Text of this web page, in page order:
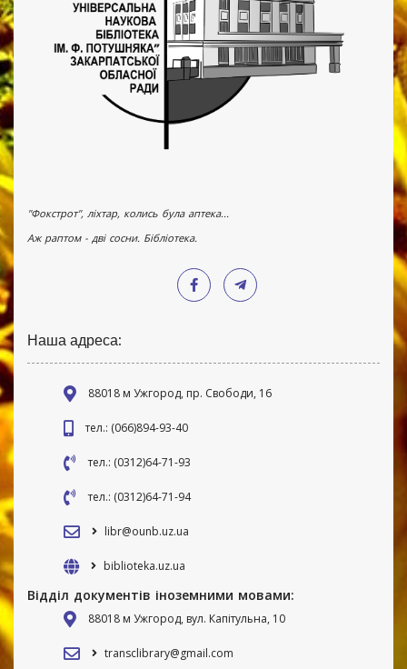
"Фокстрот", ліхтар, колись була аптека...
Аж раптом - дві сосни. Бібліотека.
Наша адреса:
88018 м Ужгород, пр. Свободи, 16
тел.: (066)894-93-40
тел.: (0312)64-71-93
тел.: (0312)64-71-94
libr@ounb.uz.ua
biblioteka.uz.ua
Відділ документів іноземними мовами:
88018 м Ужгород, вул. Капітульна, 10
transclibrary@gmail.com